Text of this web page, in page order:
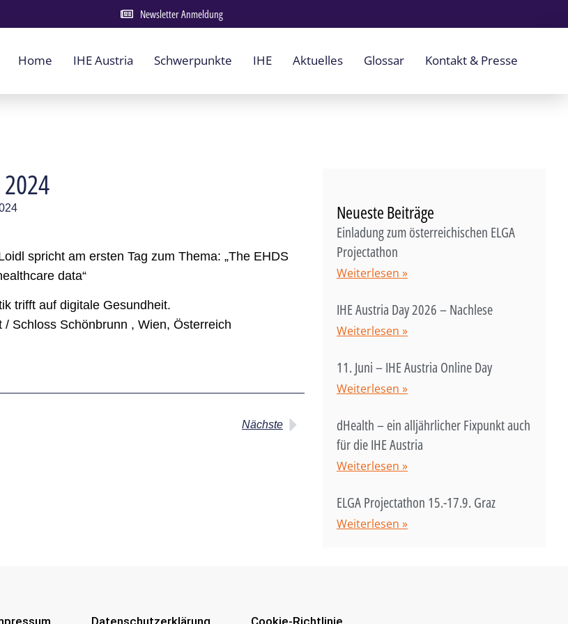
Newsletter Anmeldung
Home IHE Austria Schwerpunkte IHE Aktuelles Glossar Kontakt & Presse
spricht am ersten Tag zum Thema: „The EHDS
data“
trifft auf digitale Gesundheit.
Schloss Schönbrunn , Wien, Österreich
Nächste
Neueste Beiträge
Einladung zum österreichischen ELGA
Projectathon
Weiterlesen »
IHE Austria Day 2026 – Nachlese
Weiterlesen »
11. Juni – IHE Austria Online Day
Weiterlesen »
dHealth – ein alljährlicher Fixpunkt auch
für die IHE Austria
Weiterlesen »
ELGA Projectathon 15.-17.9. Graz
Weiterlesen »
Datenschutzerklärung Cookie-Richtlinie